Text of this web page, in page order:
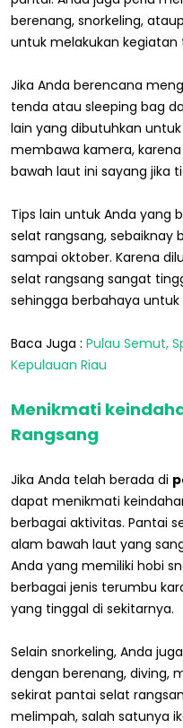
berenang, snorkeling,
untuk melakukan kegiatan
Jika Anda berencana
tenda atau sleeping bag
lain yang dibutuhkan
membawa kamera,
bawah laut ini sayang jika
Tips lain untuk Anda yang
selat rangsang, sebaiknay
sampai oktober. Karena
selat rangsang sangat
sehingga berbahaya untuk
Baca Juga : Pulau Semut,
Kepulauan Riau
Menikmati
Rangsang
Jika Anda telah berada di
dapat menikmati
berbagai aktivitas. Pantai
alam bawah laut yang
Anda yang memiliki hobi
berbagai jenis terumbu
yang tinggal di sekitarnya.
Selain snorkeling, Anda
dengan berenang, diving,
sekirat pantai selat
melimpah, salah satunya